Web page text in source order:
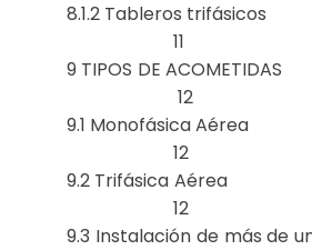
8.1.2 Tableros
11
9 TIPOS DE
12
9.1
12
9.2 Trifásica
12
9.3 Instalación de más